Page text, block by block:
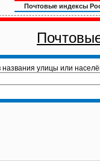
Почтовые индексы
улицы или